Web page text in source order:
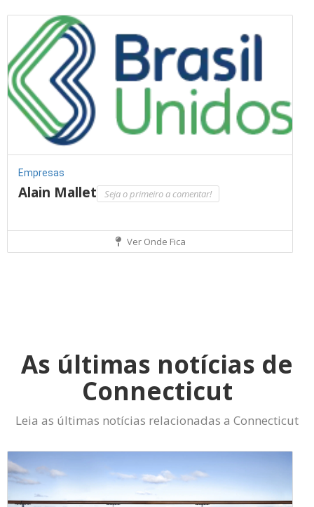
Empresas
Alain Mallet Seja o primeiro a comentar!
Ver Onde Fica
As últimas notícias de
Connecticut
Leia as últimas notícias relacionadas a Connecticut